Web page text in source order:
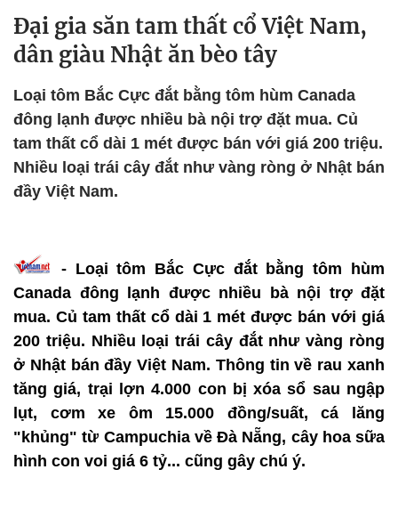
Đại gia săn tam thất cổ Việt Nam,
dân giàu Nhật ăn bèo tây
Loại tôm Bắc Cực đắt bằng tôm hùm Canada
đông lạnh được nhiều bà nội trợ đặt mua. Củ
tam thất cổ dài 1 mét được bán với giá 200 triệu.
Nhiều loại trái cây đắt như vàng ròng ở Nhật bán
đầy Việt Nam.
- Loại tôm Bắc Cực đắt bằng tôm hùm
Canada đông lạnh được nhiều bà nội trợ đặt
mua. Củ tam thất cổ dài 1 mét được bán với giá
200 triệu. Nhiều loại trái cây đắt như vàng ròng
ở Nhật bán đầy Việt Nam. Thông tin về rau xanh
tăng giá, trại lợn 4.000 con bị xóa sổ sau ngập
lụt, cơm xe ôm 15.000 đồng/suất, cá lăng
"khủng" từ Campuchia về Đà Nẵng, cây hoa sữa
hình con voi giá 6 tỷ... cũng gây chú ý.